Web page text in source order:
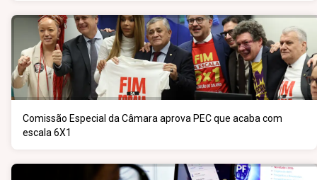
Comissão Especial da Câmara aprova PEC que acaba com
escala 6X1